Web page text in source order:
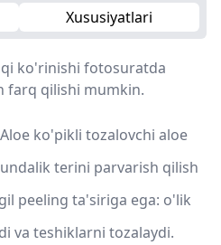
Xususiyatlari
ko'rinishi fotosuratda
farq qilishi mumkin.
ko'pikli tozalovchi aloe
terini parvarish qilish
peeling ta'siriga ega: o'lik
va teshiklarni tozalaydi.